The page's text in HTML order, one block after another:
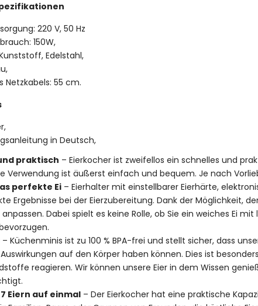
220 V, 50 Hz
150W,
Edelstahl,
Netzkabels: 55 cm.
in Deutsch,
praktisch – Eierkocher ist zweifellos ein schnelles und
Verwendung ist äußerst einfach und bequem. Je nach
perfekte Ei – Eierhalter mit einstellbarer Eierhärte,
Ergebnisse bei der Eierzubereitung. Dank der Möglichkeit,
Dabei spielt es keine Rolle, ob Sie ein weiches Ei
– Küchenminis ist zu 100 % BPA-frei und stellt sicher, dass
auf den Körper haben können. Dies ist
reagieren. Wir können unsere Eier in dem Wissen
7 Eiern auf einmal – Der Eierkocher hat eine praktische